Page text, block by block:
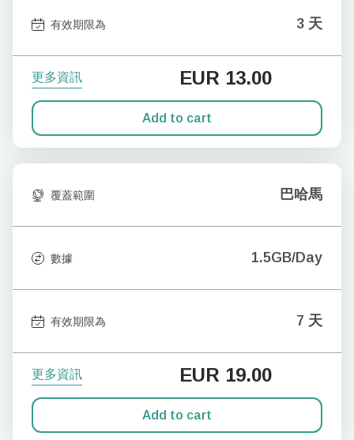
有效期限為 3 天
更多資訊 EUR 13.00
Add to cart
覆蓋範圍 巴哈馬
數據 1.5GB/Day
有效期限為 7 天
更多資訊 EUR 19.00
Add to cart